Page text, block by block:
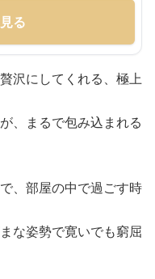
る
沢にしてくれる、極上
、まるで包み込まれる
、部屋の中で過ごす時
な姿勢で寛いでも窮屈